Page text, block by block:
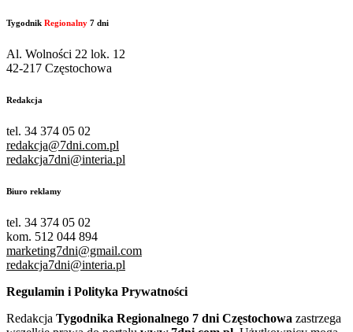
Tygodnik Regionalny 7 dni
Al. Wolności 22 lok. 12
42-217 Częstochowa
Redakcja
tel. 34 374 05 02
redakcja@7dni.com.pl
redakcja7dni@interia.pl
Biuro reklamy
tel. 34 374 05 02
kom. 512 044 894
marketing7dni@gmail.com
redakcja7dni@interia.pl
Regulamin i Polityka Prywatności
Redakcja Tygodnika Regionalnego 7 dni Częstochowa zastrzega